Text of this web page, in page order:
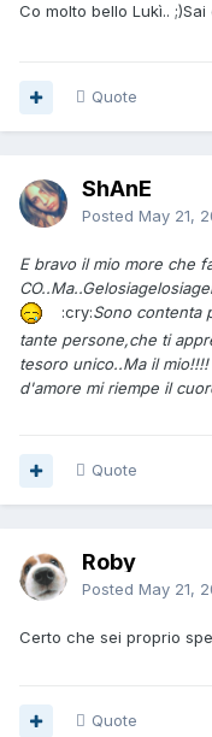
Co molto bello Lukì..
Quote
ShAnE
Posted May 21,
E bravo il mio more che
CO..Ma..
:cry:Sono contenta
tante persone,che ti
tesoro unico..Ma il
d'amore mi riempe il
Quote
Roby
Posted May 21,
Certo che sei proprio
Quote